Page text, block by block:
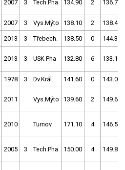
2007 3 Tech.Pha 134.90 2 136.70
2007 3 Vys.Mýto 138.10 2 138.40
2013 3 Třebech. 138.50 0 144.30
2013 3 USK Pha 132.80 6 133.10
1978 3 Dv.Král. 141.60 0 143.00
2011 Vys.Mýto 139.60 2 149.60
2010 Turnov 171.10 4 146.50
2005 3 Tech.Pha 150.00 4 149.80